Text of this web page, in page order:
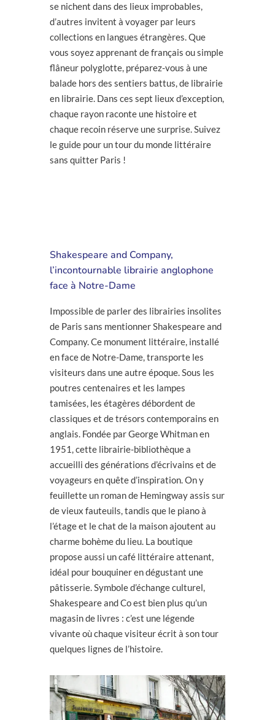
se nichent dans des lieux improbables,
d’autres invitent à voyager par leurs
collections en langues étrangères. Que
vous soyez apprenant de français ou simple
flâneur polyglotte, préparez-vous à une
balade hors des sentiers battus, de librairie
en librairie. Dans ces sept lieux d’exception,
chaque rayon raconte une histoire et
chaque recoin réserve une surprise. Suivez
le guide pour un tour du monde littéraire
sans quitter Paris !
Shakespeare and Company,
l’incontournable librairie anglophone
face à Notre-Dame
Impossible de parler des librairies insolites
de Paris sans mentionner Shakespeare and
Company. Ce monument littéraire, installé
en face de Notre-Dame, transporte les
visiteurs dans une autre époque. Sous les
poutres centenaires et les lampes
tamisées, les étagères débordent de
classiques et de trésors contemporains en
anglais. Fondée par George Whitman en
1951, cette librairie-bibliothèque a
accueilli des générations d’écrivains et de
voyageurs en quête d’inspiration. On y
feuillette un roman de Hemingway assis sur
de vieux fauteuils, tandis que le piano à
l’étage et le chat de la maison ajoutent au
charme bohème du lieu. La boutique
propose aussi un café littéraire attenant,
idéal pour bouquiner en dégustant une
pâtisserie. Symbole d’échange culturel,
Shakespeare and Co est bien plus qu’un
magasin de livres : c’est une légende
vivante où chaque visiteur écrit à son tour
quelques lignes de l’histoire.